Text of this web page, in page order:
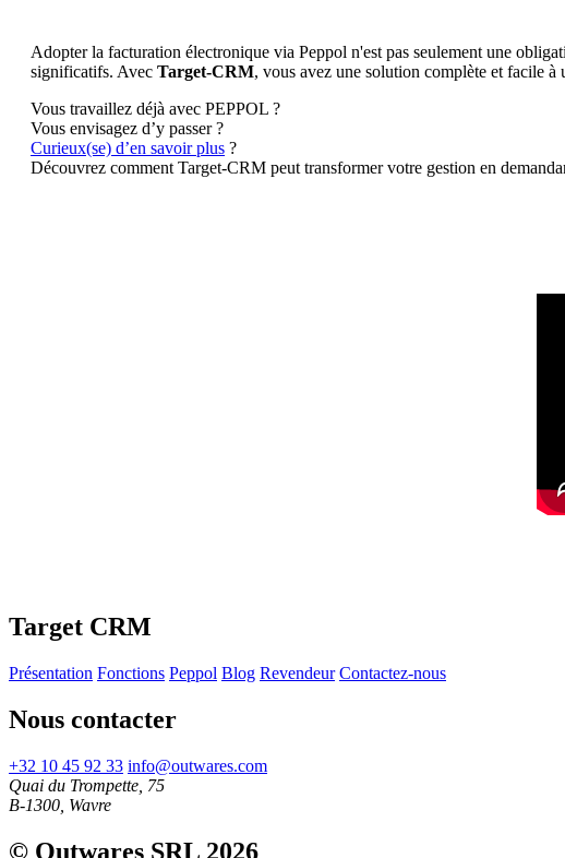
Adopter la facturation électronique via Peppol n'est pas seulement une
significatifs. Avec Target-CRM, vous avez une solution complète et facile à
Vous travaillez déjà avec PEPPOL ?
Vous envisagez d’y passer ?
Curieux(se) d’en savoir plus ?
Découvrez comment Target-CRM peut transformer votre gestion en
Target CRM
Présentation Fonctions Peppol Blog Revendeur Contactez-nous
Nous contacter
+32 10 45 92 33 info@outwares.com
Quai du Trompette, 75
B-1300, Wavre
© Outwares SRL 2026